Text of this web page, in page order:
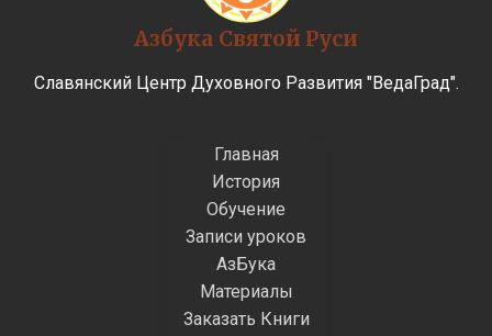
Азбука Святой Руси
Славянский Центр Духовного Развития "ВедаГрад".
Главная
История
Обучение
Записи уроков
АзБука
Материалы
Заказать Книги